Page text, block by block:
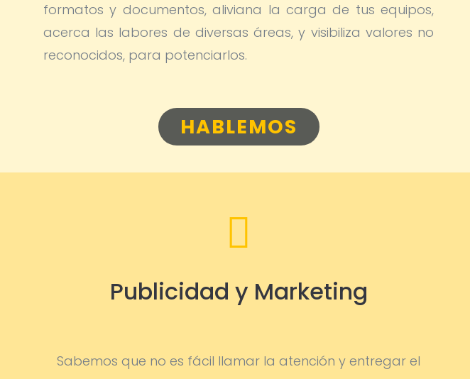
formatos y documentos, aliviana la carga de tus equipos,
acerca las labores de diversas áreas, y visibiliza valores no
reconocidos, para potenciarlos.
HABLEMOS

Publicidad y Marketing
Sabemos que no es fácil llamar la atención y entregar el